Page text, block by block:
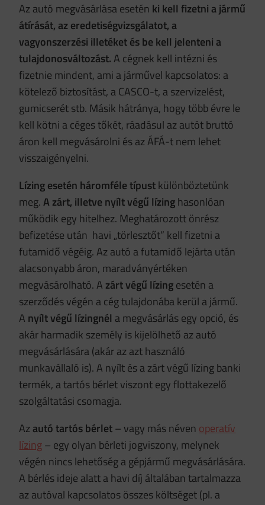
Az autó megvásárlása esetén ki kell fizetni a jármű
átírását, az eredetiségvizsgálatot, a
vagyonszerzési illetéket és be kell jelenteni a
tulajdonosváltozást.A cégnek kell intézni és
fizetnie mindent, ami a járművel kapcsolatos: a
kötelező biztosítást, a CASCO-t, a szervizelést,
gumicserét stb. Másik hátránya, hogy több évre le
kell kötni a céges tőkét, ráadásul az autót bruttó
áron kell megvásárolni és az ÁFÁ-t nem lehet
visszaigényelni.
Lízing esetén háromféle típustkülönböztetünk
meg.A zárt, illetve nyílt végű lízinghasonlóan
működik egy hitelhez. Meghatározott önrész
befizetése után havi „törlesztőt” kell fizetni a
futamidő végéig. Az autó a futamidő lejárta után
alacsonyabb áron, maradványértéken
megvásárolható. A zárt végű lízingesetén a
szerződés végén a cég tulajdonába kerül a jármű.
A nyílt végű lízingnél a megvásárlás egy opció, és
akár harmadik személy is kijelölhető az autó
megvásárlására (akár az azt használó
munkavállaló is). A nyílt és a zárt végű lízing banki
termék, a tartós bérlet viszont egy flottakezelő
szolgáltatási csomagja.
Azautó tartós bérlet– vagy más néven operatív
lízing– egy olyan bérleti jogviszony, melynek
végén nincs lehetőség a gépjármű megvásárlására.
A bérlés ideje alatt a havi díj általában tartalmazza
az autóval kapcsolatos összes költséget (pl. a